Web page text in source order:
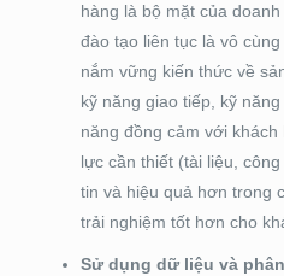
hàng là bộ mặt của
đào tạo liên tục là vô
nắm vững kiến thức về
kỹ năng giao tiếp, kỹ
năng đồng cảm với
lực cần thiết (tài liệu,
tin và hiệu quả hơn trong
trải nghiệm tốt hơn cho
Sử dụng dữ liệu và